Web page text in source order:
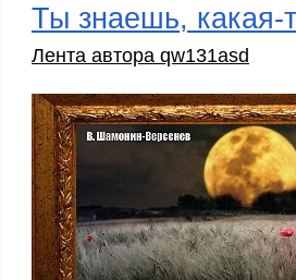
Ты знаешь, какая-
Лента автора qw131asd